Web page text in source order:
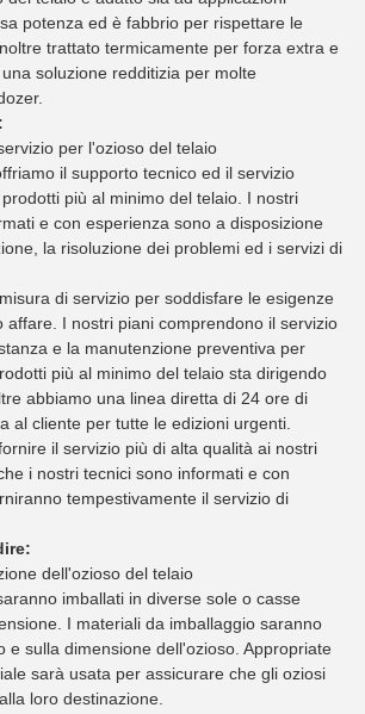
potenza ed è fabbrio per rispettare le
trattato termicamente per forza extra e
soluzione redditizia per molte
per l'ozioso del telaio
il supporto tecnico ed il servizio
più al minimo del telaio. I nostri
e con esperienza sono a disposizione
la risoluzione dei problemi ed i servizi di
di servizio per soddisfare le esigenze
affare. I nostri piani comprendono il servizio
e la manutenzione preventiva per
più al minimo del telaio sta dirigendo
abbiamo una linea diretta di 24 ore di
al cliente per tutte le edizioni urgenti.
il servizio più di alta qualità ai nostri
i nostri tecnici sono informati e con
tempestivamente il servizio di
dell'ozioso del telaio
imballati in diverse sole o casse
I materiali da imballaggio saranno
e sulla dimensione dell'ozioso. Appropriate
sarà usata per assicurare che gli oziosi
loro destinazione.